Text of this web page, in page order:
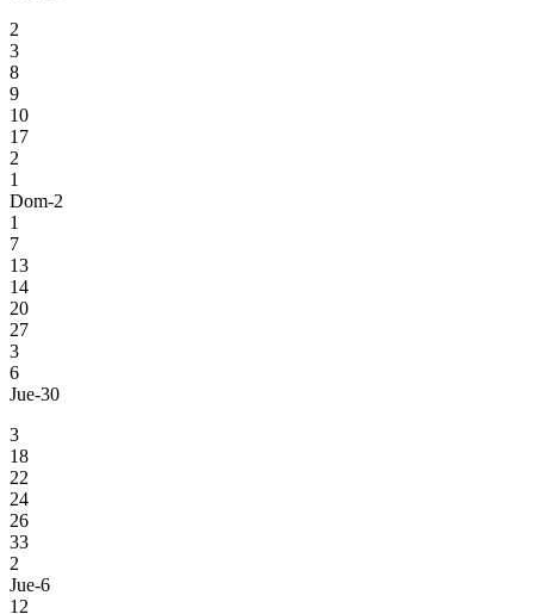
2
3
8
9
10
17
2
1
Dom-2
1
7
13
14
20
27
3
6
Jue-30
3
18
22
24
26
33
2
Jue-6
12